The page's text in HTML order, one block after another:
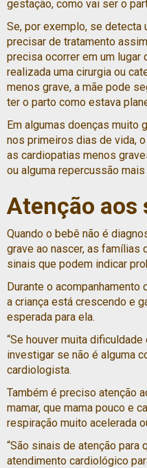
gestação, como vai ser o
Se, por exemplo, se detecta
precisar de tratamento
precisa ocorrer em um lugar
realizada uma cirurgia ou
menos grave, a mãe pode
ter o parto como estava
Em algumas doenças muito
nos primeiros dias de vida,
as cardiopatias menos
ou alguma repercussão mais
Atenção aos
Quando o bebê não é
grave ao nascer, as famílias
sinais que podem indicar
Durante o
a criança está crescendo e
esperada para ela.
“Se houver muita
investigar se não é alguma
cardiologista.
Também é preciso atenção
mamar, que mama pouco e
respiração muito acelerada
“São sinais de atenção para
atendimento cardiológico